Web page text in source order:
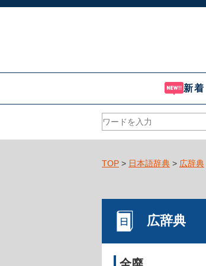
新着
TOP > 日本語辞典 > 広辞典
広辞典